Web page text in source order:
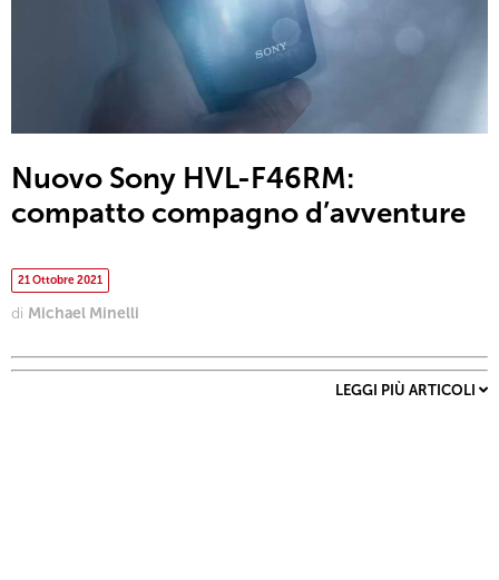
Nuovo Sony HVL-F46RM:
compatto compagno d’avventure
21 Ottobre 2021
di Michael Minelli
LEGGI PIÙ ARTICOLI